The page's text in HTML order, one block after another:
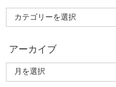
アーカイブ